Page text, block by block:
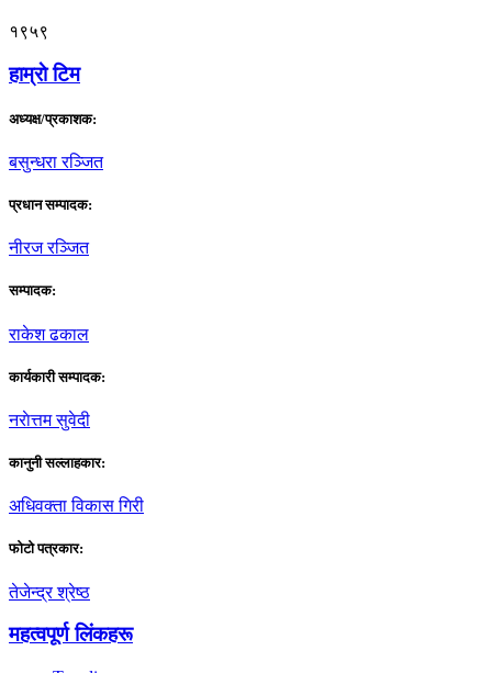
१९५९
हाम्राे टिम
अध्यक्ष/प्रकाशक:
बसुन्धरा रञ्जित
प्रधान सम्पादक:
नीरज रञ्जित
सम्पादक:
राकेश ढकाल
कार्यकारी सम्पादक:
नराेत्तम सुवेदी
कानुनी सल्लाहकार:
अधिवक्ता विकास गिरी
फाेटाे पत्रकार:
तेजेन्द्र श्रेष्ठ
महत्वपूर्ण लिंकहरू